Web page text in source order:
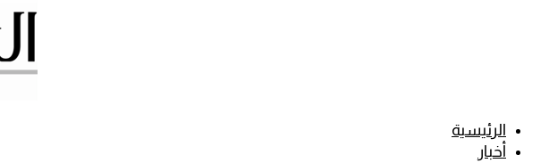
الرئيسية
أخبار